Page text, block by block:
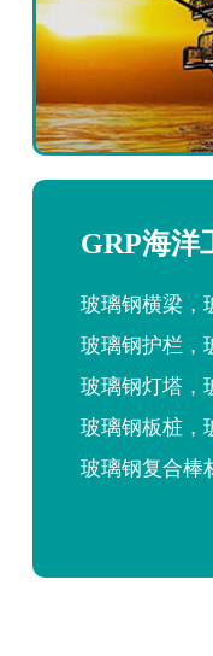
GRP海洋
玻璃钢横梁，
玻璃钢护栏，
玻璃钢灯塔，
玻璃钢板桩，
玻璃钢复合棒